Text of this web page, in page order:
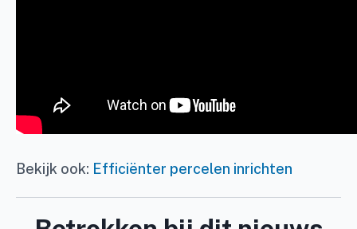
Bekijk ook: Efficiënter percelen inrichten